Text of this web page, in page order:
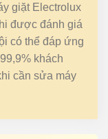
giặt Electrolux
được đánh giá
có thể đáp ứng
khách
cần sửa máy